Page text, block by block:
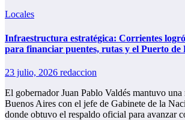
Locales
Infraestructura estratégica: Corrientes
para financiar puentes, rutas y el Puerto de
23 julio, 2026 redaccion
El gobernador Juan Pablo Valdés mantuvo una
Buenos Aires con el jefe de Gabinete de la
donde obtuvo el respaldo oficial para avanzar